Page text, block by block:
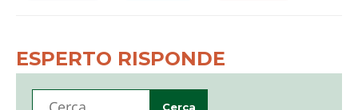
ESPERTO RISPONDE